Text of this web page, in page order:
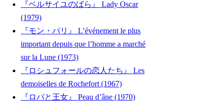
『ベルサイユのばら』 Lady Oscar
(1979)
『モン・パリ』 L’événement le plus
important depuis que l’homme a marché
sur la Lune (1973)
『ロシュフォールの恋人たち』 Les
demoiselles de Rochefort (1967)
『ロバと王女』 Peau d’âne (1970)